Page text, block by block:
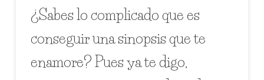
¿Sabes lo complicado que es
conseguir una sinopsis que te
enamore? Pues ya te digo,